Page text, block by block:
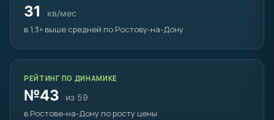
31 кв/мес
в 1,3× выше средней по Ростову-на-Дону
РЕЙТИНГ ПО ДИНАМИКЕ
№43 из 59
в Ростове-на-Дону по росту цены